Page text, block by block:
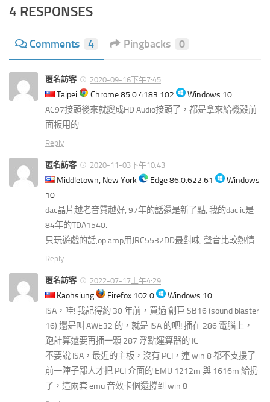
4 RESPONSES
Comments 4 Pingbacks 0
匿名訪客 2020-09-16下午7:45
Taipei Chrome 85.0.4183.102
Windows 10
AC97接頭後來就變成HD Audio接頭了，都是拿來給機殼前
面板用的
Reply
匿名訪客 2020-11-03下午10:43
Middletown, New York Edge 86.0.622.61
Windows
10
dac晶片越老音質越好, 97年的話還是新了點, 我的dac ic是
84年的TDA1540.
只玩遊戲的話,op amp用JRC5532DD最對味, 聲音比較熱情
Reply
匿名訪客 2022-07-17上午4:29
Kaohsiung Firefox 102.0
Windows 10
ISA，哇! 我記得約 30 年前，買過 創巨 SB16 (sound blaster
16) 還是叫 AWE32 的，就是 ISA 的吧! 插在 286 電腦上，
跑計算還要再插一顆 287 浮點運算器的 IC
不要說 ISA，最近的主板，沒有 PCI，連 win 8 都不支援了
前一陣子鄙人才把 PCI 介面的 EMU 1212m 與 1616m 給扔
了，這兩套 emu 音效卡個還撐到 win 8